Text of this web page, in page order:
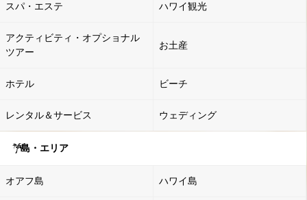
スパ・エステ ハワイ観光
アクティビティ・オプショナル
ツアー
お土産
ホテル ビーチ
レンタル＆サービス ウェディング
島・エリア
オアフ島 ハワイ島